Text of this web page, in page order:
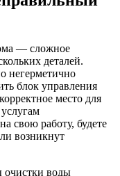
— сложное
деталей.
негерметично
блок управления
место для
свою работу, будете
возникнут